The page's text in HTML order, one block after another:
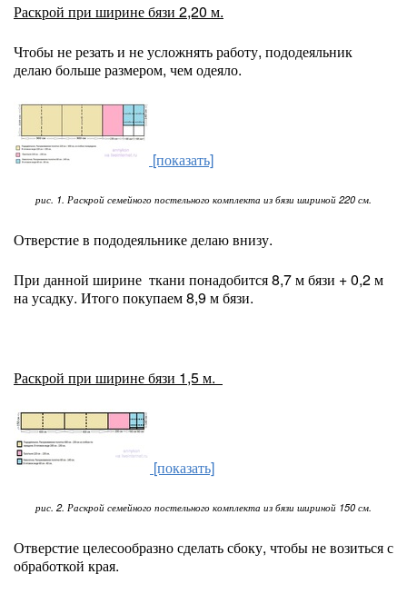
Раскрой при ширине бязи 2,20 м.
Чтобы не резать и не усложнять работу, пододеяльник
делаю больше размером, чем одеяло.
[показать]
рис. 1. Раскрой семейного постельного комплекта из бязи шириной 220 см.
Отверстие в пододеяльнике делаю внизу.
При данной ширине ткани понадобится 8,7 м бязи + 0,2 м
на усадку. Итого покупаем 8,9 м бязи.
Раскрой при ширине бязи 1,5 м.
[показать]
рис. 2. Раскрой семейного постельного комплекта из бязи шириной 150 см.
Отверстие целесообразно сделать сбоку, чтобы не возиться с
обработкой края.